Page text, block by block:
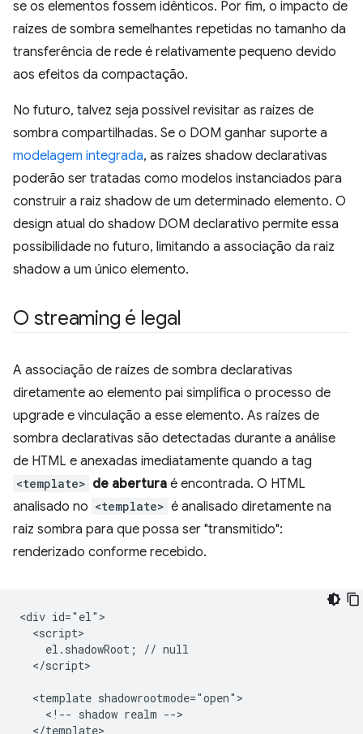
se os elementos fossem idênticos. Por fim, o impacto de
raízes de sombra semelhantes repetidas no tamanho da
transferência de rede é relativamente pequeno devido
aos efeitos da compactação.
No futuro, talvez seja possível revisitar as raízes de
sombra compartilhadas. Se o DOM ganhar suporte a
modelagem integrada, as raízes shadow declarativas
poderão ser tratadas como modelos instanciados para
construir a raiz shadow de um determinado elemento. O
design atual do shadow DOM declarativo permite essa
possibilidade no futuro, limitando a associação da raiz
shadow a um único elemento.
O streaming é legal
A associação de raízes de sombra declarativas
diretamente ao elemento pai simplifica o processo de
upgrade e vinculação a esse elemento. As raízes de
sombra declarativas são detectadas durante a análise
de HTML e anexadas imediatamente quando a tag
<template> de abertura é encontrada. O HTML
analisado no <template> é analisado diretamente na
raiz sombra para que possa ser "transmitido":
renderizado conforme recebido.
<div id="el">
  <script>
    el.shadowRoot; // null
  </script>
  <template shadowrootmode="open">
    <!-- shadow realm -->
  </template>